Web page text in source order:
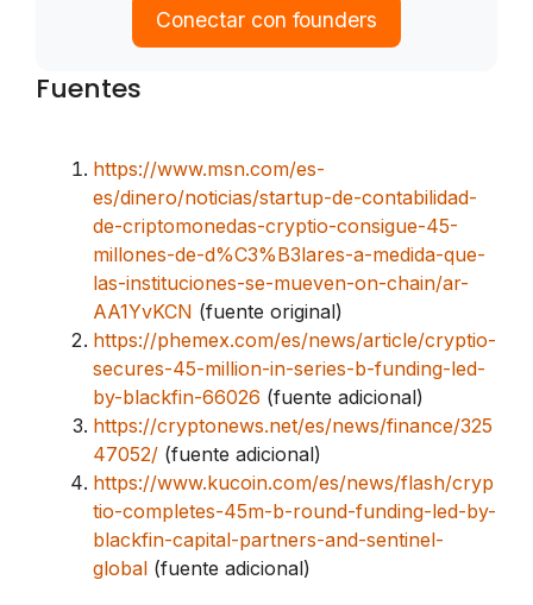
Conectar con founders
Fuentes
https://www.msn.com/es-
es/dinero/noticias/startup-de-contabilidad-
de-criptomonedas-cryptio-consigue-45-
millones-de-d%C3%B3lares-a-medida-que-
las-instituciones-se-mueven-on-chain/ar-
AA1YvKCN (fuente original)
https://phemex.com/es/news/article/cryptio-
secures-45-million-in-series-b-funding-led-
by-blackfin-66026 (fuente adicional)
https://cryptonews.net/es/news/finance/325
47052/ (fuente adicional)
https://www.kucoin.com/es/news/flash/cryp
tio-completes-45m-b-round-funding-led-by-
blackfin-capital-partners-and-sentinel-
global (fuente adicional)